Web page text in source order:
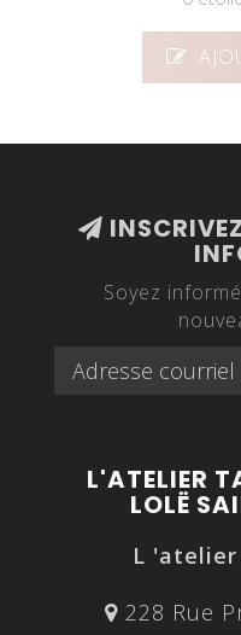
Soyez
L'ATELIER
LOLË
L
228 Rue